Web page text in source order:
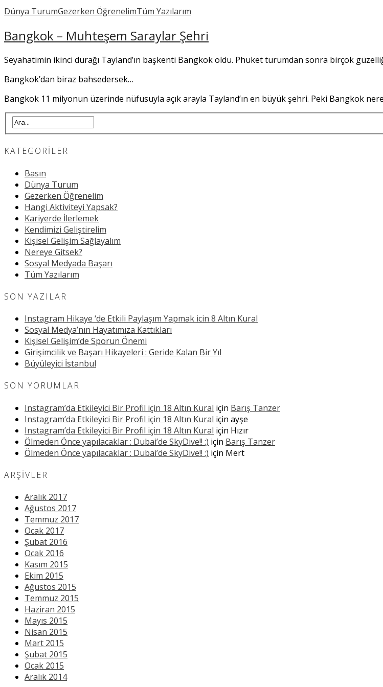
Dünya TurumGezerken ÖğrenelimTüm Yazılarım
Bangkok – Muhteşem Saraylar Şehri
Seyahatimin ikinci durağı Tayland’ın başkenti Bangkok oldu. Phuket turumdan sonra birçok
Bangkok’dan biraz bahsedersek…
Bangkok 11 milyonun üzerinde nüfusuyla açık arayla Tayland’ın en büyük şehri. Peki Bangkok
KATEGORILER
Basın
Dünya Turum
Gezerken Öğrenelim
Hangi Aktiviteyi Yapsak?
Kariyerde İlerlemek
Kendimizi Geliştirelim
Kişisel Gelişim Sağlayalım
Nereye Gitsek?
Sosyal Medyada Başarı
Tüm Yazılarım
SON YAZILAR
Instagram Hikaye ‘de Etkili Paylaşım Yapmak icin 8 Altın Kural
Sosyal Medya’nın Hayatımıza Kattıkları
Kişisel Gelişim’de Sporun Önemi
Girişimcilik ve Başarı Hikayeleri : Geride Kalan Bir Yıl
Büyüleyici İstanbul
SON YORUMLAR
Instagram’da Etkileyici Bir Profil için 18 Altın Kural için Barış Tanzer
Instagram’da Etkileyici Bir Profil için 18 Altın Kural için ayşe
Instagram’da Etkileyici Bir Profil için 18 Altın Kural için Hızır
Ölmeden Önce yapılacaklar : Dubai’de SkyDive!! :) için Barış Tanzer
Ölmeden Önce yapılacaklar : Dubai’de SkyDive!! :) için Mert
ARŞIVLER
Aralık 2017
Ağustos 2017
Temmuz 2017
Ocak 2017
Şubat 2016
Ocak 2016
Kasım 2015
Ekim 2015
Ağustos 2015
Temmuz 2015
Haziran 2015
Mayıs 2015
Nisan 2015
Mart 2015
Şubat 2015
Ocak 2015
Aralık 2014